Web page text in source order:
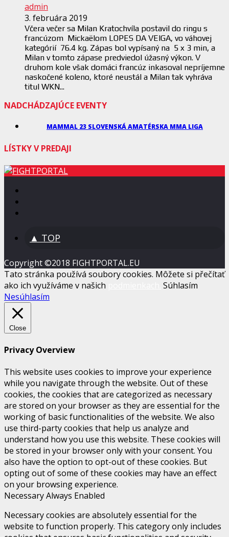
admin
3. februára 2019
Včera večer sa Milan Kratochvíla postavil do ringu s
francúzom Mickaëlom LOPES DA VEIGA, vo váhovej
kategórií 76.4 kg. Zápas bol vypísaný na 5 x 3 min, a
Milan v tomto zápase predviedol úžasný výkon. V
druhom kole však domáci francúz inkasoval nepríjemne
naskočené koleno, ktoré neustál a Milan tak vyhráva
titul WKN...
NADCHÁDZAJÚCE EVENTY
MAMMAL 23 SLOVENSKÁ AMATÉRSKA MMA LIGA
LÍSTKY V PREDAJI
▲ TOP
Copyright ©2018 FIGHTPORTAL.EU
Tato stránka používá soubory cookies. Môžete si přečítať
ako ich využíváme v našich
Súhlasím
Nesúhlasím
Close
Privacy Overview
This website uses cookies to improve your experience
while you navigate through the website. Out of these
cookies, the cookies that are categorized as necessary
are stored on your browser as they are essential for the
working of basic functionalities of the website. We also
use third-party cookies that help us analyze and
understand how you use this website. These cookies will
be stored in your browser only with your consent. You
also have the option to opt-out of these cookies. But
opting out of some of these cookies may have an effect
on your browsing experience.
NecessaryAlways Enabled
Necessary cookies are absolutely essential for the
website to function properly. This category only includes